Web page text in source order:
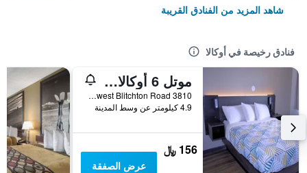
شاهد المزيد من الفنادق القريبة
فنادق رخيصة في أوكالا
موتل 6 أوكالا، فلوريدا - كونفرانس سنتر
3810 Northwest Blitchton Road, أوكالا, FL, الولايات المتحدة الأميريكية
4.9 كيلومتر عن وسط المدينة
156 ﷼
عرض الصفقة